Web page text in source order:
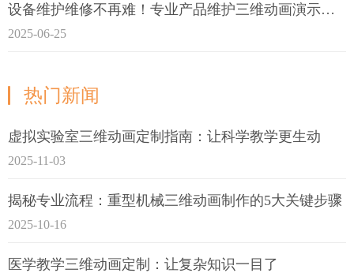
设备维护维修不再难！专业产品维护三维动画演示定制指南
2025-06-25
热门新闻
虚拟实验室三维动画定制指南：让科学教学更生动
2025-11-03
揭秘专业流程：重型机械三维动画制作的5大关键步骤
2025-10-16
医学教学三维动画定制：让复杂知识一目了